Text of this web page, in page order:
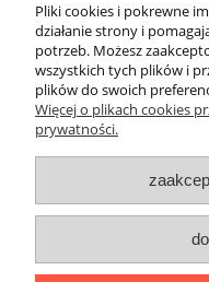
Pliki cookies i pokrewne
działanie strony i
potrzeb. Możesz
wszystkich tych plików i
plików do swoich
Więcej o plikach cookies
prywatności.